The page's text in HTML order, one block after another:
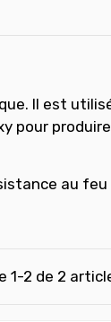
Il est
pour
au
1-2 de 2